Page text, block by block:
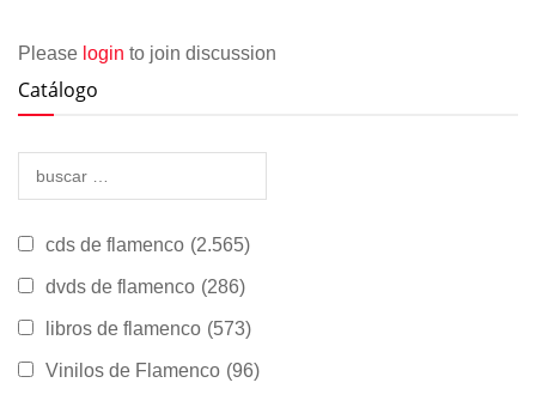
Please login to join discussion
Catálogo
cds de flamenco (2.565)
dvds de flamenco (286)
libros de flamenco (573)
Vinilos de Flamenco (96)